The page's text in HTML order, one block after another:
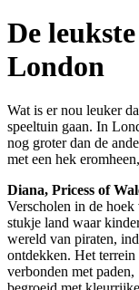
De
London
Wat is er nou leuker
speeltuin gaan. In
nog groter dan de
met een hek
Diana, Pricess of
Verscholen in de
stukje land waar
wereld van piraten,
ontdekken. Het
verbonden met paden,